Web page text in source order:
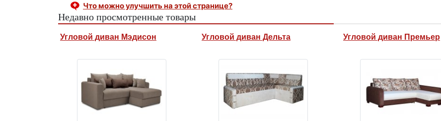
Что можно улучшить на этой странице?
Недавно просмотренные товары
Угловой диван Мэдисон Угловой диван Дельта Угловой диван Премьер